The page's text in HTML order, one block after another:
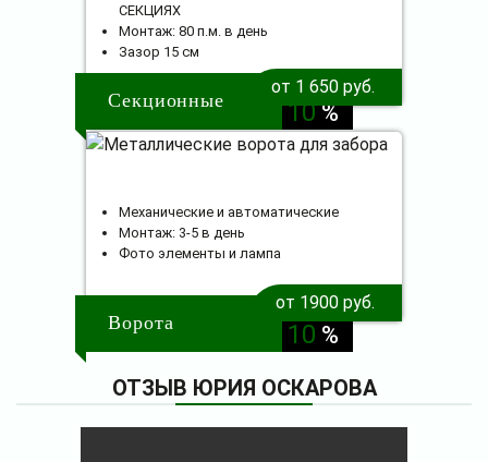
Секционные
скидка
10%
СЕКЦИЯХ
Монтаж: 80 п.м. в день
Зазор 15 см
от 1 650 руб.
Ворота
скидка
10 %
Механические и автоматические
Монтаж: 3-5 в день
Фото элементы и лампа
от 1900 руб.
ОТЗЫВ ЮРИЯ ОСКАРОВА